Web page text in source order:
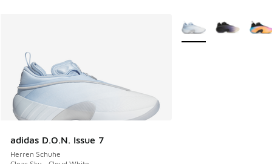
adidas D.O.N. Issue 7
Herren Schuhe
Weitere Farben